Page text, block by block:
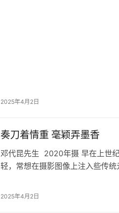
2025年4月2日
奏刀着情重 毫颖弄墨香
邓代昆先生 2020年摄 早在上世
轻，常想在摄影图像上注入些传统
2025年4月2日